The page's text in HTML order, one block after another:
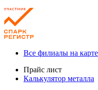
Все филиалы на карте
Прайс лист
Калькулятор металла